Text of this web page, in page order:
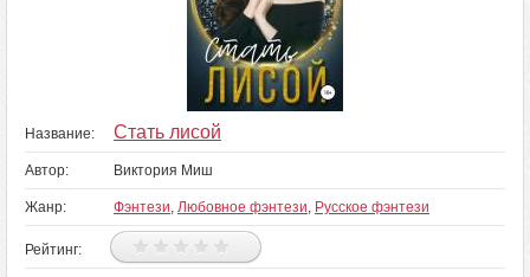
Название: Стать лисой
Автор: Виктория Миш
Жанр: Фэнтези, Любовное фэнтези, Русское фэнтези
Рейтинг: